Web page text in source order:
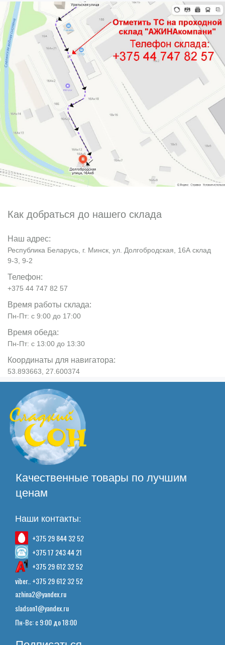
Как добраться до нашего склада
Наш адрес:
Республика Беларусь, г. Минск, ул. Долгобродская, 16А склад
9-3, 9-2
Телефон:
+375 44 747 82 57
Время работы склада:
Пн-Пт: с 9:00 до 17:00
Время обеда:
Пн-Пт: с 13:00 до 13:30
Координаты для навигатора:
53.893663, 27.600374
Качественные товары по лучшим
ценам
Наши контакты:
+375 29 844 32 52
+375 17 243 44 21
+375 29 612 32 52
viber.. +375 29 612 32 52
azhina2@yandex.ru
sladson1@yandex.ru
Пн-Вс: с 9:00 до 18:00